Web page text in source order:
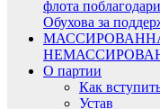
флота
Обухова за
О партии
Как
Устав